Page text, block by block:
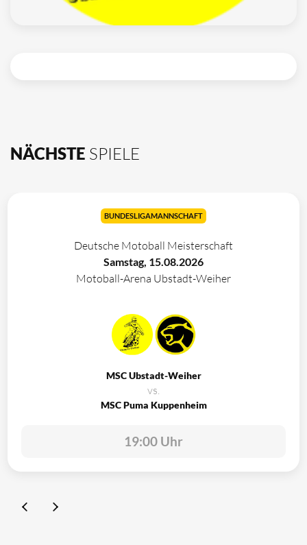
NÄCHSTE SPIELE
BUNDESLIGAMANNSCHAFT
Deutsche Motoball Meisterschaft
Samstag, 15.08.2026
Motoball-Arena Ubstadt-Weiher
MSC Ubstadt-Weiher
vs.
MSC Puma Kuppenheim
19:00 Uhr